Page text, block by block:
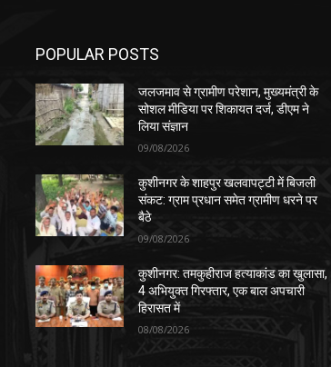
POPULAR POSTS
जलजमाव से ग्रामीण परेशान, मुख्यमंत्री के
सोशल मीडिया पर शिकायत दर्ज, डीएम ने
लिया संज्ञान
09/08/2026
कुशीनगर के शाहपुर खलवापट्टी में बिजली
संकट: ग्राम प्रधान समेत ग्रामीण धरने पर
बैठे
09/08/2026
कुशीनगर: तमकुहीराज हत्याकांड का खुलासा,
4 अभियुक्त गिरफ्तार, एक बाल अपचारी
हिरासत में
08/08/2026